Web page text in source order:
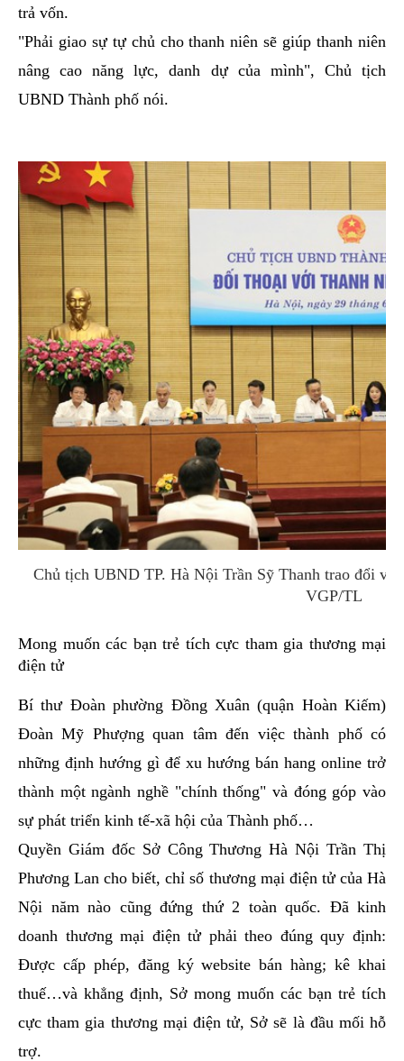
trả vốn.
"Phải giao sự tự chủ cho thanh niên sẽ giúp thanh niên
nâng cao năng lực, danh dự của mình", Chủ tịch
UBND Thành phố nói.
Chủ tịch UBND TP. Hà Nội Trần Sỹ Thanh trao đổi
VGP/TL
Mong muốn các bạn trẻ tích cực tham gia thương mại
điện tử
Bí thư Đoàn phường Đồng Xuân (quận Hoàn Kiếm)
Đoàn Mỹ Phượng quan tâm đến việc thành phố có
những định hướng gì để xu hướng bán hang online trở
thành một ngành nghề "chính thống" và đóng góp vào
sự phát triển kinh tế-xã hội của Thành phố…
Quyền Giám đốc Sở Công Thương Hà Nội Trần Thị
Phương Lan cho biết, chỉ số thương mại điện tử của Hà
Nội năm nào cũng đứng thứ 2 toàn quốc. Đã kinh
doanh thương mại điện tử phải theo đúng quy định:
Được cấp phép, đăng ký website bán hàng; kê khai
thuế…và khẳng định, Sở mong muốn các bạn trẻ tích
cực tham gia thương mại điện tử, Sở sẽ là đầu mối hỗ
trợ.